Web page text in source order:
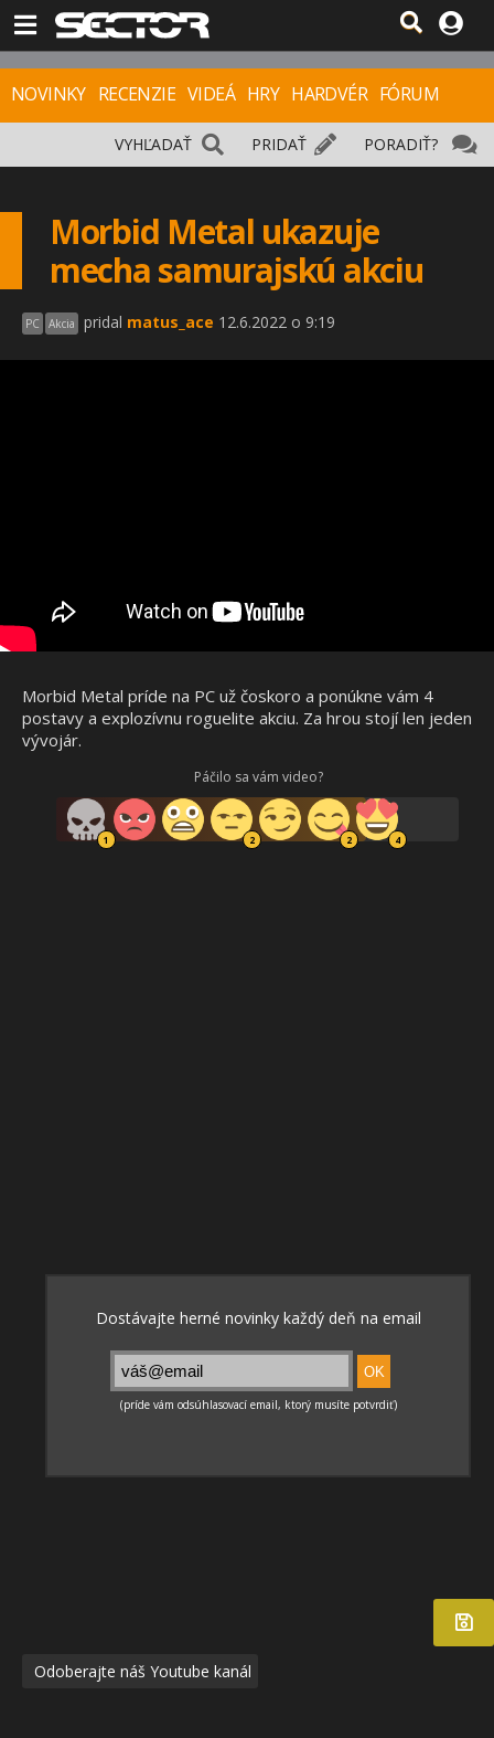
NOVINKY RECENZIE VIDEÁ HRY HARDVÉR FÓRUM
PORADIŤ?
PRIDAŤ
VYHĽADAŤ
Morbid Metal ukazuje
mecha samurajskú akciu
PC Akcia pridal matus_ace 12.6.2022 o 9:19
Morbid Metal príde na PC už čoskoro a ponúkne vám 4
postavy a explozívnu roguelite akciu. Za hrou stojí len jeden
vývojár.
Páčilo sa vám video?
Odoberajte náš Youtube kanál